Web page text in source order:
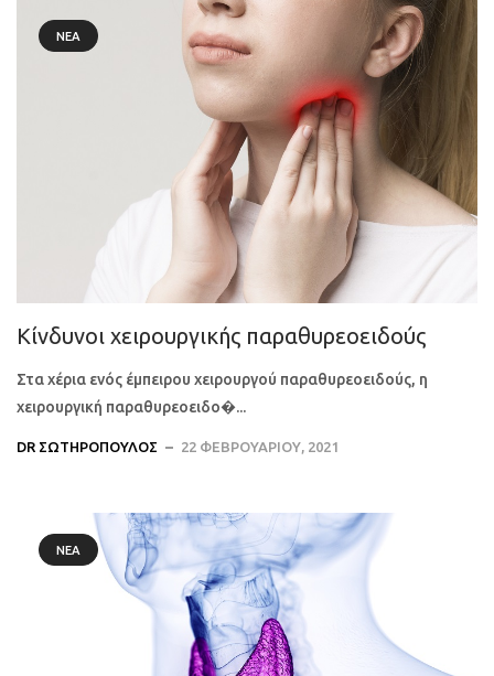
ΝΈΑ
Κίνδυνοι χειρουργικής παραθυρεοειδούς
Στα χέρια ενός έμπειρου χειρουργού παραθυρεοειδούς, η
χειρουργική παραθυρεοειδο�...
DR ΣΩΤΗΡΌΠΟΥΛΟΣ 22 ΦΕΒΡΟΥΑΡΊΟΥ, 2021
ΝΈΑ